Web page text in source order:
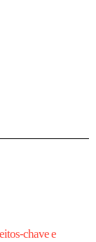
chave e